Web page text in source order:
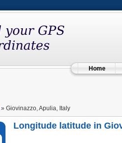
Home
» Giovinazzo, Apulia, Italy
Longitude latitude in